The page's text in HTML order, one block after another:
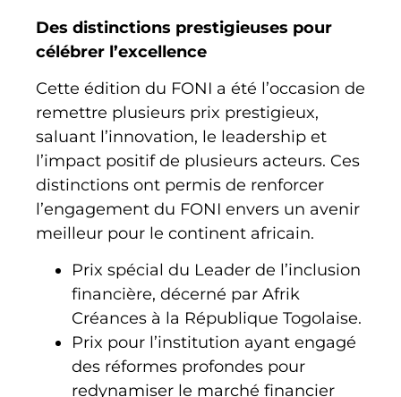
Des distinctions prestigieuses pour
célébrer l’excellence
Cette édition du FONI a été l’occasion de
remettre plusieurs prix prestigieux,
saluant l’innovation, le leadership et
l’impact positif de plusieurs acteurs. Ces
distinctions ont permis de renforcer
l’engagement du FONI envers un avenir
meilleur pour le continent africain.
Prix spécial du Leader de l’inclusion
financière, décerné par Afrik
Créances à la République Togolaise.
Prix pour l’institution ayant engagé
des réformes profondes pour
redynamiser le marché financier